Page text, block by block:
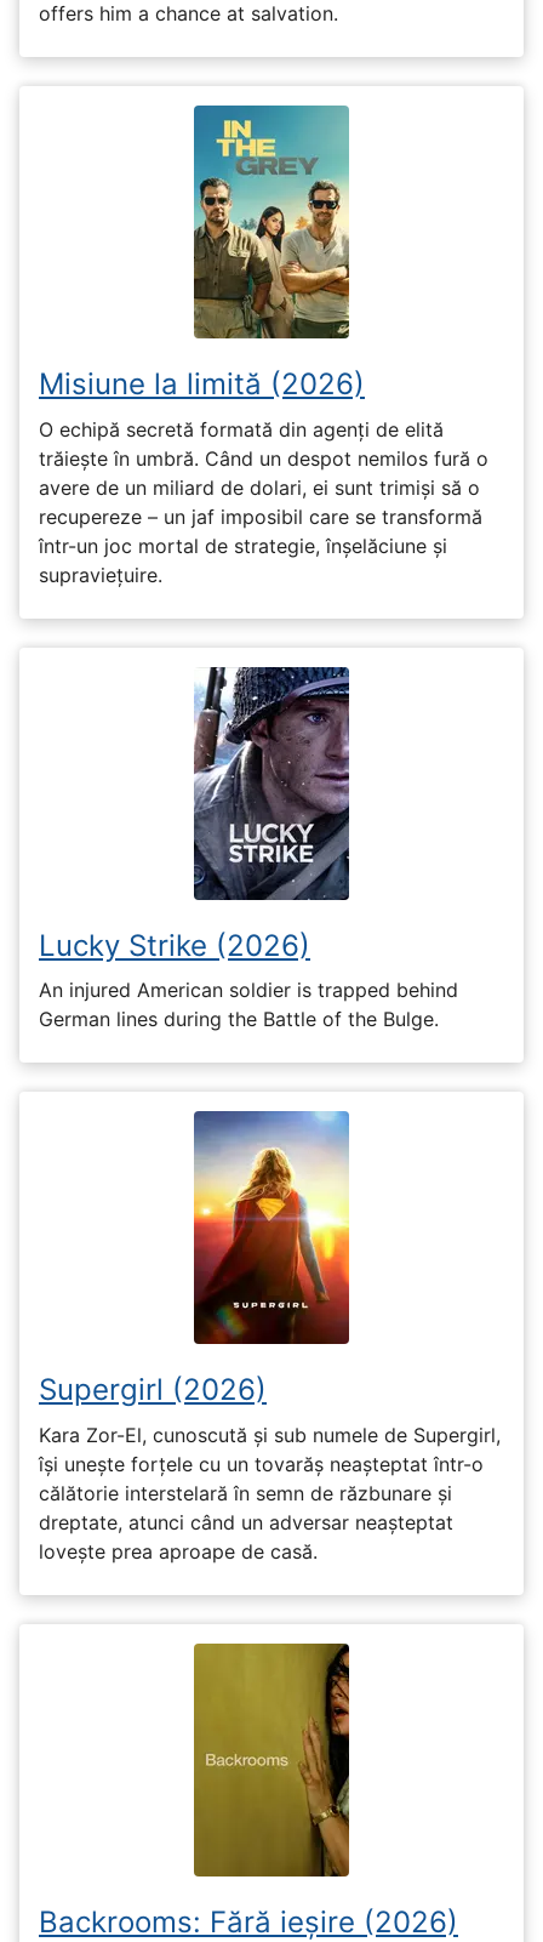
offers him a chance at salvation.
Misiune la limită (2026)
O echipă secretă formată din agenți de elită
trăiește în umbră. Când un despot nemilos fură o
avere de un miliard de dolari, ei sunt trimiși să o
recupereze – un jaf imposibil care se transformă
într-un joc mortal de strategie, înșelăciune și
supraviețuire.
Lucky Strike (2026)
An injured American soldier is trapped behind
German lines during the Battle of the Bulge.
Supergirl (2026)
Kara Zor-El, cunoscută și sub numele de Supergirl,
își unește forțele cu un tovarăș neașteptat într-o
călătorie interstelară în semn de răzbunare și
dreptate, atunci când un adversar neașteptat
lovește prea aproape de casă.
Backrooms: Fără ieșire (2026)